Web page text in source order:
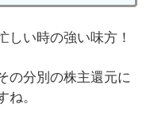
しい時の強い味方！
の分別の株主還元に
。